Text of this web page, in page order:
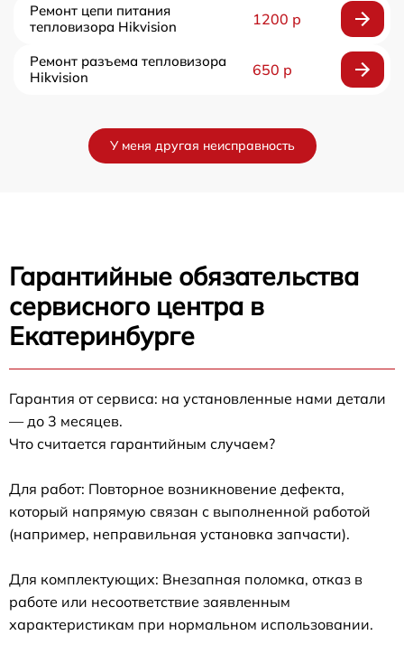
Ремонт цепи питания
тепловизора Hikvision
1200 р
Ремонт разъема тепловизора
Hikvision
650 р
У меня другая неисправность
Гарантийные обязательства
сервисного центра в
Екатеринбурге
Гарантия от сервиса: на установленные нами детали
— до 3 месяцев.
Что считается гарантийным случаем?
Для работ: Повторное возникновение дефекта,
который напрямую связан с выполненной работой
(например, неправильная установка запчасти).
Для комплектующих: Внезапная поломка, отказ в
работе или несоответствие заявленным
характеристикам при нормальном использовании.